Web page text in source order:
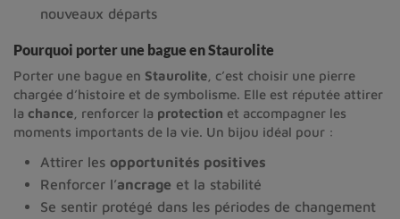
nouveaux départs
Pourquoi porter une bague en Staurolite
Porter une bague en Staurolite , c’est choisir une pierre
chargée d’histoire et de symbolisme. Elle est réputée attirer
la chance , renforcer la protection et accompagner les
moments importants de la vie. Un bijou idéal pour :
Attirer les opportunités positives
Renforcer l’ancrage et la stabilité
Se sentir protégé dans les périodes de changement